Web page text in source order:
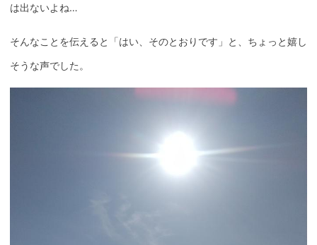
は出ないよね…
そんなことを伝えると「はい、そのとおりです」と、ちょっと嬉し
そうな声でした。